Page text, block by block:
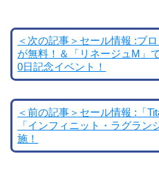
＜次の記事＞セール情報 :ブ
が無料！＆「リネージュM」
0日記念イベント！
＜前の記事＞セール情報 :「
「インフィニット・ラグラ
施！